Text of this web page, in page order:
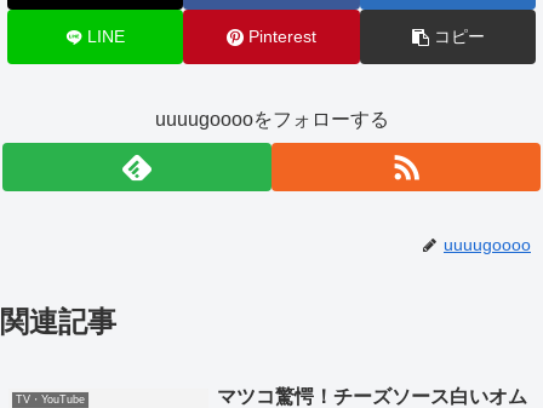
LINE Pinterest コピー
uuuugooooをフォローする
uuuugoooo
関連記事
TV・YouTube
マツコ驚愕！チーズソース白いオム